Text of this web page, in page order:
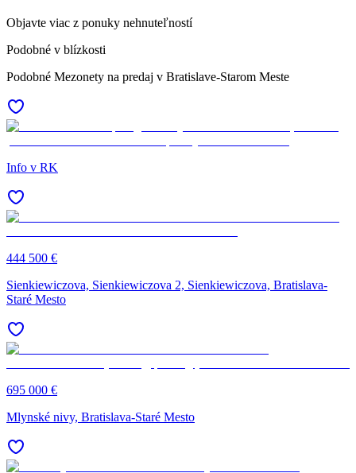
Objavte viac z ponuky nehnuteľností
Podobné v blízkosti
Podobné Mezonety na predaj v Bratislave-Starom Meste
Info v RK
444 500 €
Sienkiewiczova, Sienkiewiczova 2, Sienkiewiczova, Bratislava-
Staré Mesto
695 000 €
Mlynské nivy, Bratislava-Staré Mesto